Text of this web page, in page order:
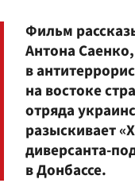
Фильм
Антона
в
на востоке
отряда
разыскивает
диверсанта-
в Донбассе.